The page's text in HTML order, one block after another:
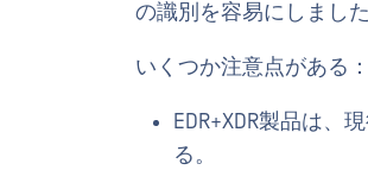
の識別を容易にしました
いくつか注意点がある：
EDR+XDR製品は、
る。